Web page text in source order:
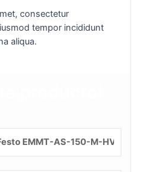
consectetur
tempor incididunt
aliqua.